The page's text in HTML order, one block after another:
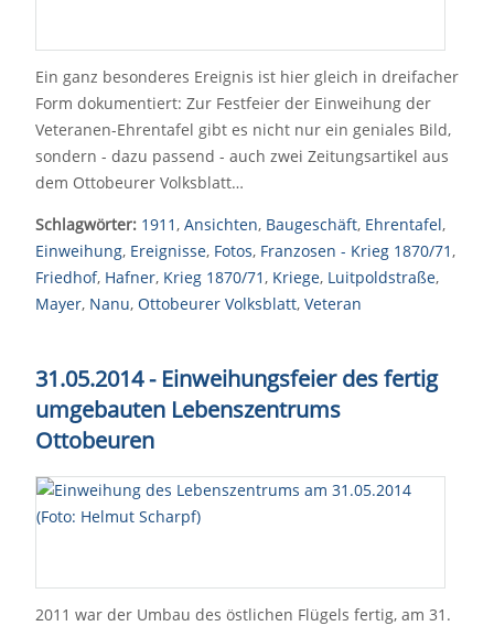
Ein ganz besonderes Ereignis ist hier gleich in dreifacher
Form dokumentiert: Zur Festfeier der Einweihung der
Veteranen-Ehrentafel gibt es nicht nur ein geniales Bild,
sondern - dazu passend - auch zwei Zeitungsartikel aus
dem Ottobeurer Volksblatt…
Schlagwörter: 1911, Ansichten, Baugeschäft, Ehrentafel,
Einweihung, Ereignisse, Fotos, Franzosen - Krieg 1870/71,
Friedhof, Hafner, Krieg 1870/71, Kriege, Luitpoldstraße,
Mayer, Nanu, Ottobeurer Volksblatt, Veteran
31.05.2014 - Einweihungsfeier des fertig
umgebauten Lebenszentrums
Ottobeuren
2011 war der Umbau des östlichen Flügels fertig, am 31.